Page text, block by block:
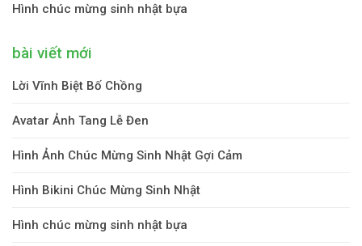
Hình chúc mừng sinh nhật bựa
bài viết mới
Lời Vĩnh Biệt Bố Chồng
Avatar Ảnh Tang Lễ Đen
Hình Ảnh Chúc Mừng Sinh Nhật Gợi Cảm
Hình Bikini Chúc Mừng Sinh Nhật
Hình chúc mừng sinh nhật bựa